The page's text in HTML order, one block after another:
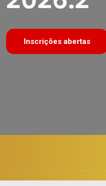
Inscrições abertas